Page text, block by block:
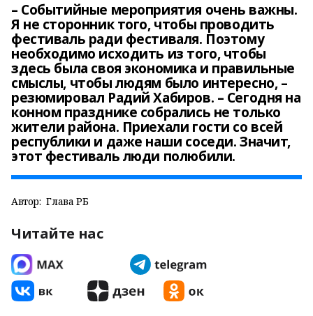
– Событийные мероприятия очень важны.
Я не сторонник того, чтобы проводить
фестиваль ради фестиваля. Поэтому
необходимо исходить из того, чтобы
здесь была своя экономика и правильные
смыслы, чтобы людям было интересно, –
резюмировал Радий Хабиров. – Сегодня на
конном празднике собрались не только
жители района. Приехали гости со всей
республики и даже наши соседи. Значит,
этот фестиваль люди полюбили.
Автор: Глава РБ
Читайте нас